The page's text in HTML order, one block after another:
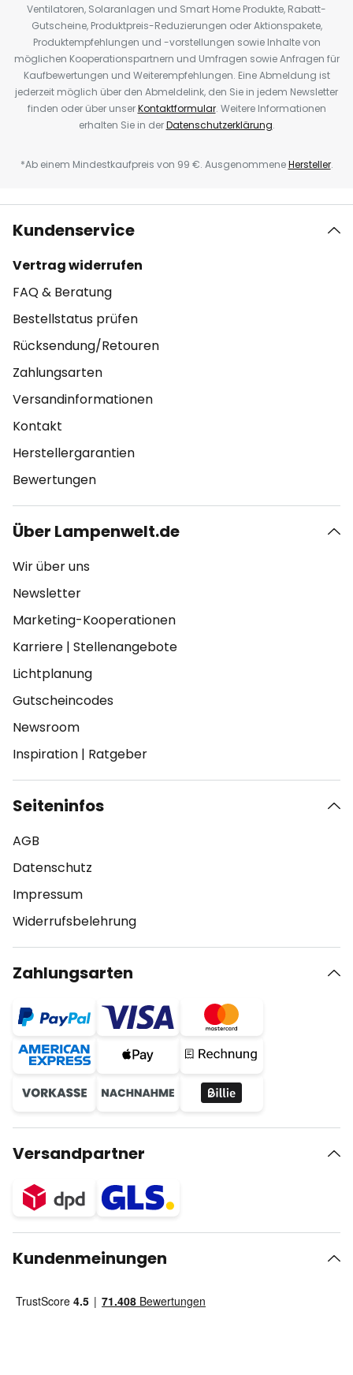
Ventilatoren, Solaranlagen und Smart Home Produkte, Rabatt-
Gutscheine, Produktpreis-Reduzierungen oder Aktionspakete,
Produktempfehlungen und -vorstellungen sowie Inhalte von
möglichen Kooperationspartnern und Umfragen sowie Anfragen für
Kaufbewertungen und Weiterempfehlungen. Eine Abmeldung ist
jederzeit möglich über den Abmeldelink, den Sie in jedem Newsletter
finden oder über unserKontaktformular. Weitere Informationen
erhalten Sie in derDatenschutzerklärung.
*Ab einem Mindestkaufpreis von 99 €. AusgenommeneHersteller.
Kundenservice
Vertrag widerrufen
FAQ & Beratung
Bestellstatus prüfen
Rücksendung/Retouren
Zahlungsarten
Versandinformationen
Kontakt
Herstellergarantien
Bewertungen
Über Lampenwelt.de
Wir über uns
Newsletter
Marketing-Kooperationen
Karriere | Stellenangebote
Lichtplanung
Gutscheincodes
Newsroom
Inspiration | Ratgeber
Seiteninfos
AGB
Datenschutz
Impressum
Widerrufsbelehrung
Zahlungsarten
Versandpartner
Kundenmeinungen